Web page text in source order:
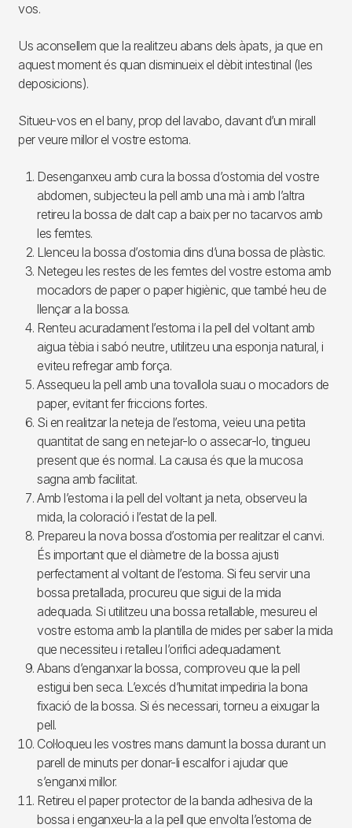
vos.
Us aconsellem que la realitzeu abans dels àpats, ja que en
aquest moment és quan disminueix el dèbit intestinal (les
deposicions).
Situeu-vos en el bany, prop del lavabo, davant d’un mirall
per veure millor el vostre estoma.
Desenganxeu amb cura la bossa d’ostomia del vostre
abdomen, subjecteu la pell amb una mà i amb l’altra
retireu la bossa de dalt cap a baix per no tacarvos amb
les femtes.
Llenceu la bossa d’ostomia dins d’una bossa de plàstic.
Netegeu les restes de les femtes del vostre estoma amb
mocadors de paper o paper higiènic, que també heu de
llençar a la bossa.
Renteu acuradament l’estoma i la pell del voltant amb
aigua tèbia i sabó neutre, utilitzeu una esponja natural, i
eviteu refregar amb força.
Assequeu la pell amb una tovallola suau o mocadors de
paper, evitant fer friccions fortes.
Si en realitzar la neteja de l’estoma, veieu una petita
quantitat de sang en netejar-lo o assecar-lo, tingueu
present que és normal. La causa és que la mucosa
sagna amb facilitat.
Amb l’estoma i la pell del voltant ja neta, observeu la
mida, la coloració i l’estat de la pell.
Prepareu la nova bossa d’ostomia per realitzar el canvi.
És important que el diàmetre de la bossa ajusti
perfectament al voltant de l’estoma. Si feu servir una
bossa pretallada, procureu que sigui de la mida
adequada. Si utilitzeu una bossa retallable, mesureu el
vostre estoma amb la plantilla de mides per saber la mida
que necessiteu i retalleu l’orifici adequadament.
Abans d’enganxar la bossa, comproveu que la pell
estigui ben seca. L’excés d’humitat impediria la bona
fixació de la bossa. Si és necessari, torneu a eixugar la
pell.
Col·loqueu les vostres mans damunt la bossa durant un
parell de minuts per donar-li escalfor i ajudar que
s’enganxi millor.
Retireu el paper protector de la banda adhesiva de la
bossa i enganxeu-la a la pell que envolta l’estoma de